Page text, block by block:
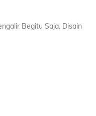
Begitu Saja. Disain